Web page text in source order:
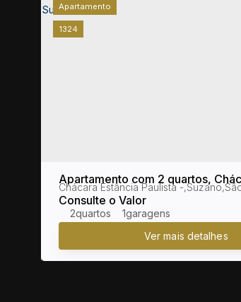
1324
Apartamento
Apartamento com 2 quartos,
Paulista - Suzano
Consulte o Valor
Chácara Estância Paulista ,Suzano,
2 1